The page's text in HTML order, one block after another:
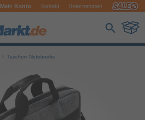
Mein Konto Kontakt Unternehmen
Taschen Notebooks